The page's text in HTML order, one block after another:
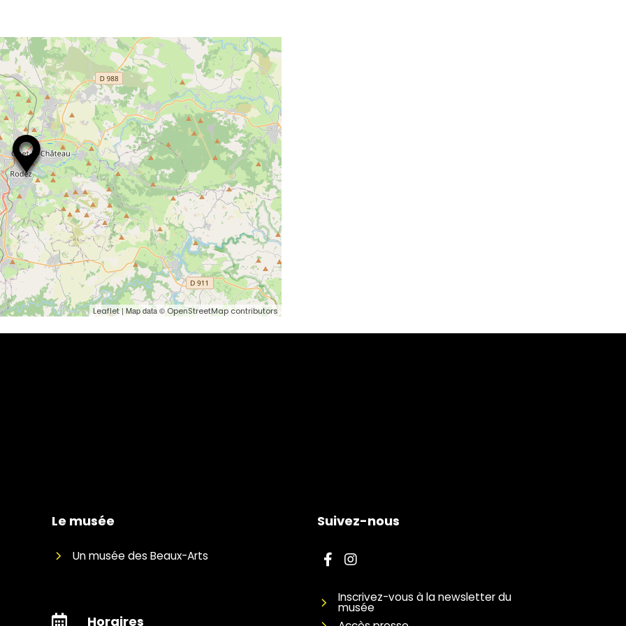
Leaflet| Map data © OpenStreetMap contributors
Le musée
Un musée des Beaux-Arts
Horaires
Suivez-nous
Inscrivez-vous à la newsletter du
musée